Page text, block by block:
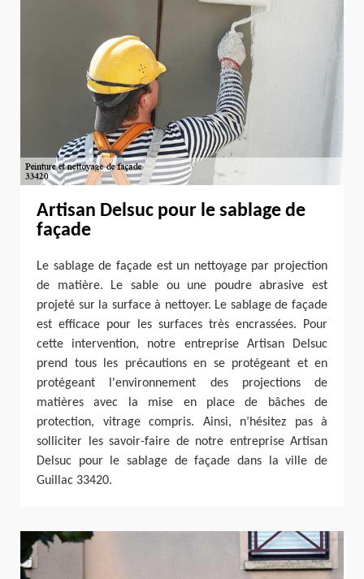
Artisan Delsuc pour le sablage de
façade
Le sablage de façade est un nettoyage par projection
de matière. Le sable ou une poudre abrasive est
projeté sur la surface à nettoyer. Le sablage de façade
est efficace pour les surfaces très encrassées. Pour
cette intervention, notre entreprise Artisan Delsuc
prend tous les précautions en se protégeant et en
protégeant l'environnement des projections de
matières avec la mise en place de bâches de
protection, vitrage compris. Ainsi, n’hésitez pas à
solliciter les savoir-faire de notre entreprise Artisan
Delsuc pour le sablage de façade dans la ville de
Guillac 33420.